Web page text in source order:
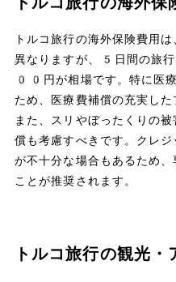
トルコ旅行の海外保険費用
異なりますが、5日間の
00円が相場です。特に医
ため、医療費補償の充実し
また、スリやぼったくりの
償も考慮すべきです。クレ
が不十分な場合もあるため
ことが推奨されます。
トルコ旅行の観光・